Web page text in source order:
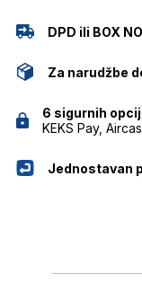
DPD ili BOX
Za narudžbe
6 sigurnih
KEKS Pay,
Jednostavan